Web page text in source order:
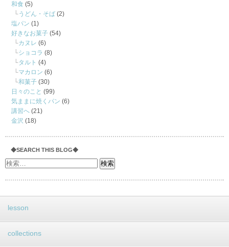
和食 (5)
うどん・そば (2)
塩パン (1)
好きなお菓子 (54)
カヌレ (6)
ショコラ (8)
タルト (4)
マカロン (6)
和菓子 (30)
日々のこと (99)
気ままに焼くパン (6)
講習へ (21)
金沢 (18)
◆SEARCH THIS BLOG◆
lesson
collections